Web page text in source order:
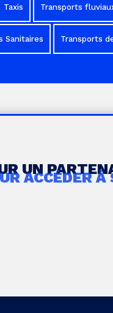
Taxis Transports
Sanitaires Transports
UN
ACCÉDER À